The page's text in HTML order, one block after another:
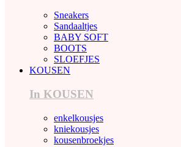
Sneakers
Sandaaltjes
BABY SOFT
BOOTS
SLOEFJES
KOUSEN
In KOUSEN
enkelkousjes
kniekousjes
kousenbroekjes